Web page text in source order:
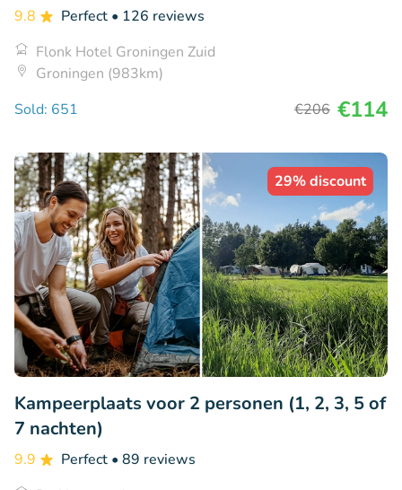
9.8
Perfect • 126 reviews
Flonk Hotel Groningen Zuid
Groningen (983km)
Sold: 651
€206 €114
29% discount
Kampeerplaats voor 2 personen (1, 2, 3, 5 of
7 nachten)
9.9 Perfect • 89 reviews